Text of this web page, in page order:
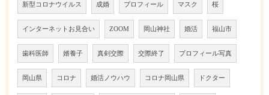
新型コロナウイルス 成婚 プロフィール マスク 桜
インターネットお見合い ZOOM 岡山神社 婚活 福山市
歯科医師 婿養子 真剣交際 交際終了 プロフィール写真
岡山県 コロナ 婚活ノウハウ コロナ岡山県 ドクター